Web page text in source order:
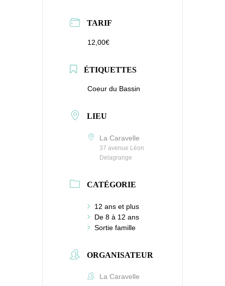
TARIF
12,00€
ÉTIQUETTES
Coeur du Bassin
LIEU
La Caravelle
37 avenue Léon
Delagrange
CATÉGORIE
12 ans et plus
De 8 à 12 ans
Sortie famille
ORGANISATEUR
La Caravelle